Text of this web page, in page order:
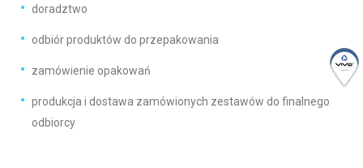
doradztwo
odbiór produktów do przepakowania
zamówienie opakowań
produkcja i dostawa zamówionych zestawów do finalnego
odbiorcy